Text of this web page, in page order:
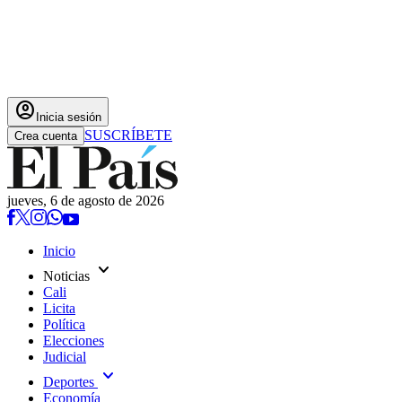
account_circle Inicia sesión
Crea cuenta SUSCRÍBETE
jueves, 6 de agosto de 2026
Inicio
Noticias expand_more
Cali
Licita
Política
Elecciones
Judicial
Deportes expand_more
Economía